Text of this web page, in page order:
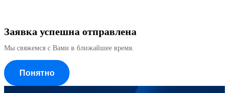
Заявка успешна отправлена
Мы свяжемся с Вами в ближайшее время.
Понятно